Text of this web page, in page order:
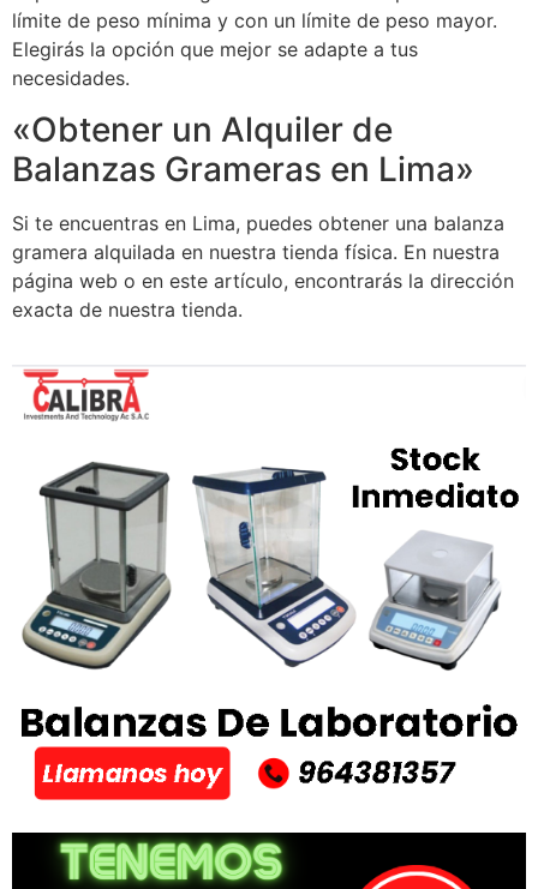
límite de peso mínima y con un límite de peso mayor.
Elegirás la opción que mejor se adapte a tus
necesidades.
«Obtener un Alquiler de
Balanzas Grameras en Lima»
Si te encuentras en Lima, puedes obtener una balanza
gramera alquilada en nuestra tienda física. En nuestra
página web o en este artículo, encontrarás la dirección
exacta de nuestra tienda.